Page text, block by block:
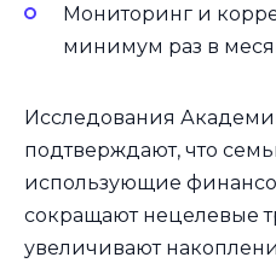
Мониторинг и
минимум раз в
Исследования
подтверждают, что
использующие
сокращают нецелевые
увеличивают